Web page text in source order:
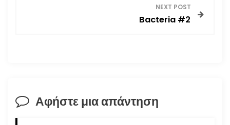
η
NEXT POST
Bacteria #2
Αφήστε μια απάντηση